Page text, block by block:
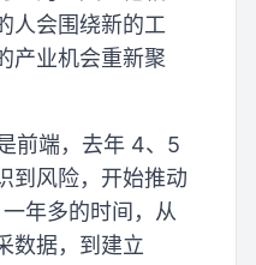
人会围绕新的工
产业机会重新聚
前端，去年 4、5
到风险，开始推动
年多的时间，从
数据，到建立